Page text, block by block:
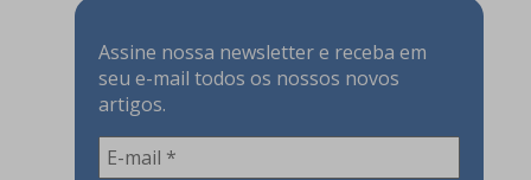
Assine nossa newsletter e receba em
seu e-mail todos os nossos novos
artigos.